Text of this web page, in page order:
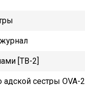
[ТВ-2]
сестры OVA-2